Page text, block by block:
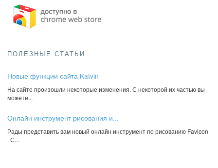
ПОЛЕЗНЫЕ СТАТЬИ
Новые функции сайта Katvin
На сайте произошли некоторые изменения. С некоторой их частью вы
можете...
Онлайн инструмент рисования и...
Рады представить вам новый онлайн инструмент по рисованию Favicon
. С...